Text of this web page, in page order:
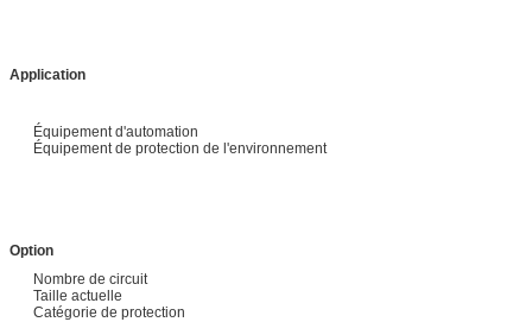
Application
Équipement d'automation
Équipement de protection de l'environnement
Option
Nombre de circuit
Taille actuelle
Catégorie de protection